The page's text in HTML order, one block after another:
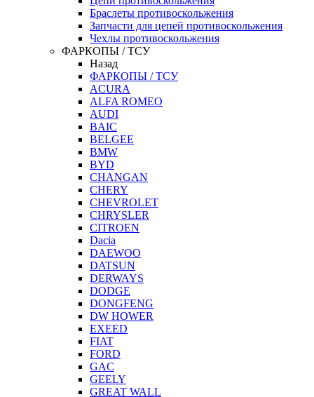
Браслеты противоскольжения
Запчасти для цепей противоскольжения
Чехлы противоскольжения
ФАРКОПЫ / ТСУ
Назад
ФАРКОПЫ / ТСУ
ACURA
ALFA ROMEO
AUDI
BAIC
BELGEE
BMW
BYD
CHANGAN
CHERY
CHEVROLET
CHRYSLER
CITROEN
Dacia
DAEWOO
DATSUN
DERWAYS
DODGE
DONGFENG
DW HOWER
EXEED
FIAT
FORD
GAC
GEELY
GREAT WALL